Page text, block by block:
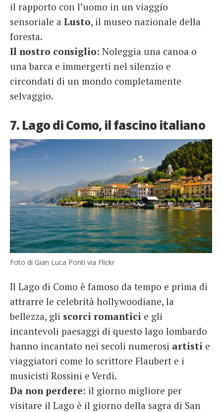
il rapporto con l’uomo in un viaggio
sensoriale a Lusto, il museo nazionale della
foresta.
Il nostro consiglio: Noleggia una canoa o
una barca e immergerti nel silenzio e
circondati di un mondo completamente
selvaggio.
7. Lago di Como, il fascino italiano
Foto di Gian Luca Ponti via Flickr
Il Lago di Como è famoso da tempo e prima di
attrarre le celebrità hollywoodiane, la
bellezza, gli scorci romantici e gli
incantevoli paesaggi di questo lago lombardo
hanno incantato nei secoli numerosi artisti e
viaggiatori come lo scrittore Flaubert e i
musicisti Rossini e Verdi.
Da non perdere: il giorno migliore per
visitare il Lago è il giorno della sagra di San